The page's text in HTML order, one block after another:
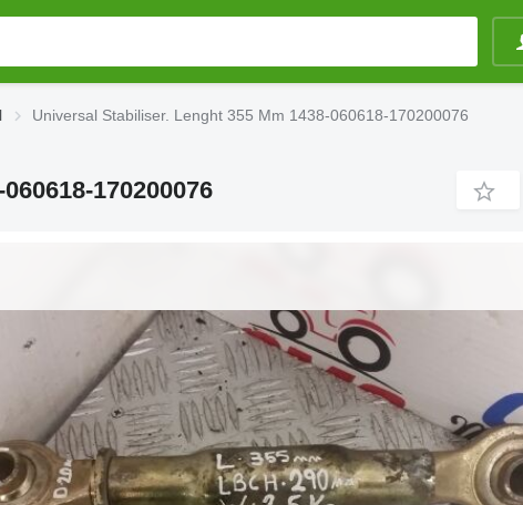
Universal Stabiliser. Lenght 355 Mm 1438-060618-170200076
170200076